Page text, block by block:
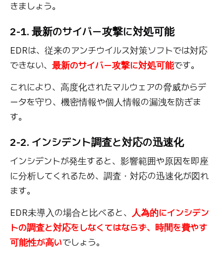
きましょう。
2-1. 最新のサイバー攻撃に対処可能
EDRは、従来のアンチウイルス対策ソフトでは対応
できない、 最新のサイバー攻撃に対処可能です。
これにより、高度化されたマルウェアの脅威からデ
ータを守り、機密情報や個人情報の漏洩を防ぎま
す。
2-2. インシデント調査と対応の迅速化
インシデントが発生すると、影響範囲や原因を即座
に分析してくれるため、調査・対応の迅速化が図れ
ます。
EDR未導入の場合と比べると、 人為的にインシデン
トの調査と対応をしなくてはならず、時間を費やす
可能性が高いでしょう。